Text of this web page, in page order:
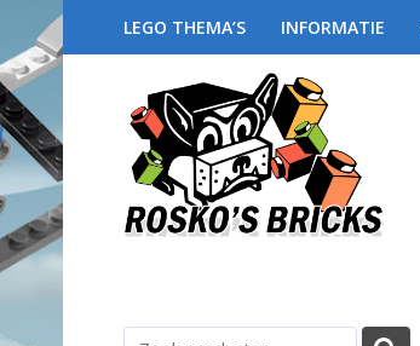
LEGO THEMA’S INFORMATIE